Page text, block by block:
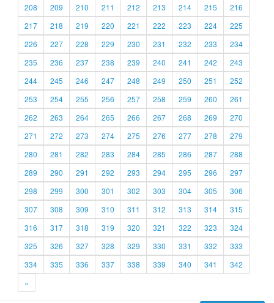
208
209 210 211 212 213 214 215
216
217
218 219 220 221 222 223 224
225
226
227 228 229 230 231 232 233
234
235
236 237 238 239 240 241 242
243
244
245 246 247 248 249 250 251
252
253
254 255 256 257 258 259 260
261
262
263 264 265 266 267 268 269
270
271
272 273 274 275 276 277 278
279
280
281 282 283 284 285 286 287
288
289
290 291 292 293 294 295 296
297
298
299 300 301 302 303 304 305
306
307
308 309 310 311 312 313 314
315
316
317 318 319 320 321 322 323
324
325
326 327 328 329 330 331 332
333
334
335 336 337 338 339 340 341
342
»